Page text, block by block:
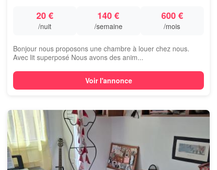
20 €
/nuit
140 €
/semaine
600 €
/mois
Bonjour nous proposons une chambre à louer chez nous.
Avec lit superposé Nous avons des anim...
Voir l'annonce